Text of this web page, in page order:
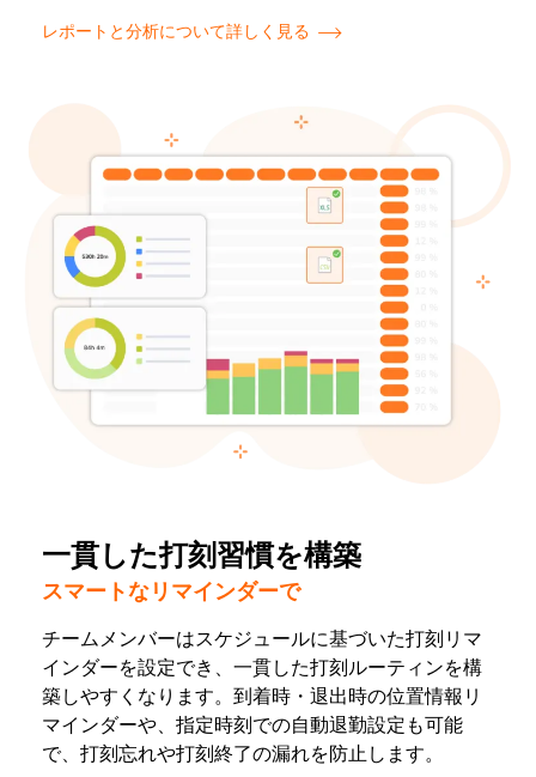
レポートと分析について詳しく見る
一貫した打刻習慣を構築
スマートなリマインダーで
チームメンバーはスケジュールに基づいた打刻リマ
インダーを設定でき、一貫した打刻ルーティンを構
築しやすくなります。到着時・退出時の位置情報リ
マインダーや、指定時刻での自動退勤設定も可能
で、打刻忘れや打刻終了の漏れを防止します。